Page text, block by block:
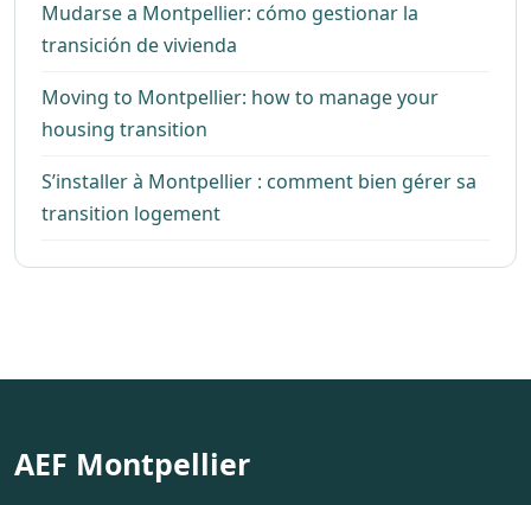
Mudarse a Montpellier: cómo gestionar la
transición de vivienda
Moving to Montpellier: how to manage your
housing transition
S’installer à Montpellier : comment bien gérer sa
transition logement
AEF Montpellier